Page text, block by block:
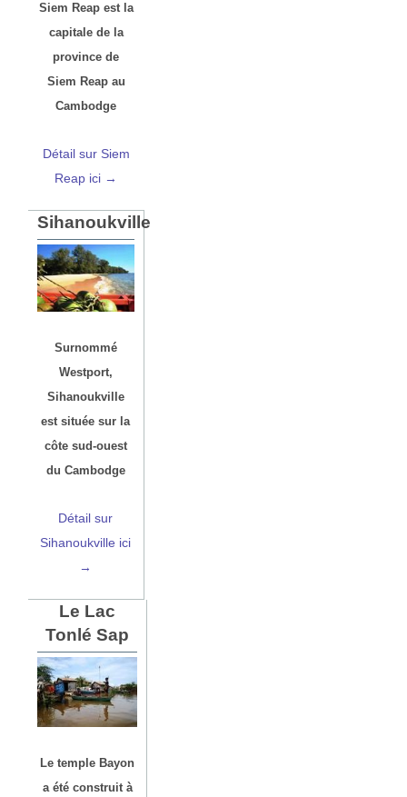
Siem Reap est la
capitale de la
province de
Siem Reap au
Cambodge
Détail sur Siem
Reap ici →
Sihanoukville
Surnommé
Westport,
Sihanoukville
est située sur la
côte sud-ouest
du Cambodge
Détail sur
Sihanoukville ici
→
Le Lac
Tonlé Sap
Le temple Bayon
a été construit à